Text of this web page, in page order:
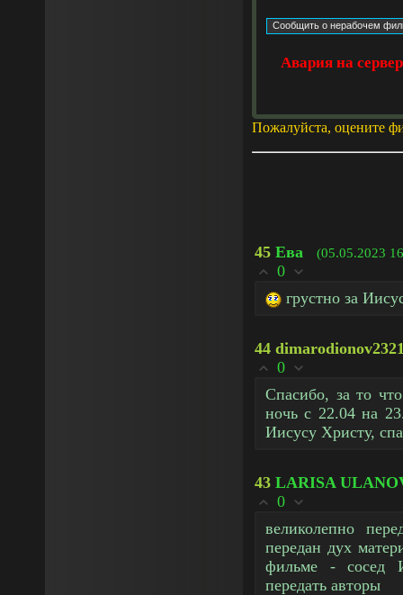
Авария на
Пожалуйста, оцените
45 Ева (05.05.2023
0
грустно за
44
0
Спасибо, за то
ночь с 22.04 на
Иисусу Христу,
43 LARISA
0
великолепно
передан дух
фильме - сосед
передать авторы